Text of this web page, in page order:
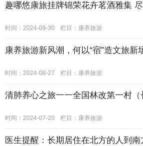
趣哪悠康旅挂牌锦荣花卉茗酒雅集
时间：2024-09-30 栏目： 康养旅游
康养旅游新风潮，何以“宿”造文旅新
时间：2024-08-27 栏目： 康养旅游
清肺养心之旅一一全国林改第一村
时间：2024-07-20 栏目： 康养旅游
医生提醒：长期居住在北方的人到